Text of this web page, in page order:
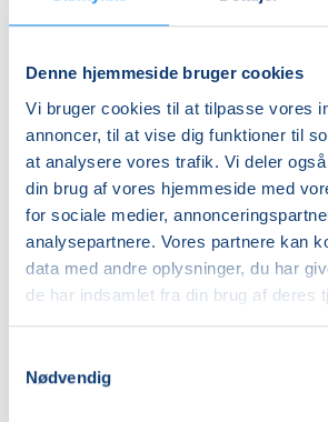
Denne hjemmeside bruger cookies
Vi bruger cookies til at tilpasse vores
annoncer, til at vise dig funktioner til
at analysere vores trafik. Vi deler
din brug af vores hjemmeside med
for sociale medier,
analysepartnere. Vores partnere kan
data med andre oplysninger, du har
de har indsamlet fra din brug af deres
Nødvendig
Der vil være faglige oplæg, dialog og
og fortroligt rum, som sættes af
Heidi og Karina.
Ved du allerede nu, at du gerne vil
gruppeforløbet med opstart d. 15.
Slagelse, kan du tilmelde digher.
Betal med
Priser
Hensyntagende
DKK 0,00
Info
Nummer
Mødegang